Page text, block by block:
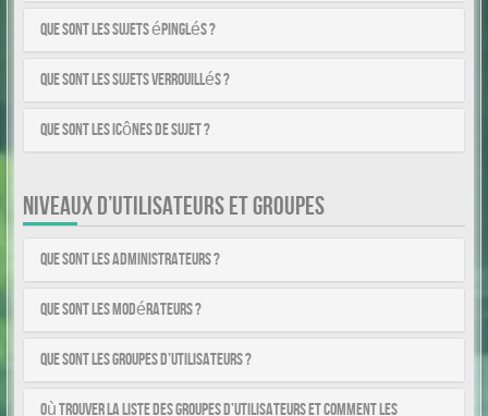
Que sont les sujets épinglés ?
Que sont les sujets verrouillés ?
Que sont les icônes de sujet ?
NIVEAUX D’UTILISATEURS ET GROUPES
Que sont les administrateurs ?
Que sont les modérateurs ?
Que sont les groupes d’utilisateurs ?
Où trouver la liste des groupes d’utilisateurs et comment les